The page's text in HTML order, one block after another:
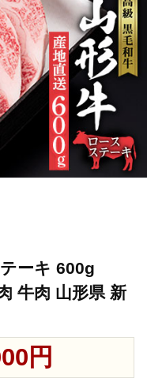
) 産地直送 山形牛 ロース
ーキ 600g
牛肉 山形県 新
円